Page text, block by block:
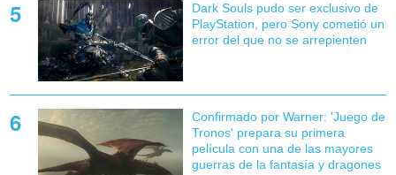
Dark Souls pudo ser exclusivo de
PlayStation, pero Sony cometió un
error del que no se arrepienten
Confirmado por Warner: 'Juego de
Tronos' prepara su primera
película con una de las mayores
guerras de la fantasía y dragones